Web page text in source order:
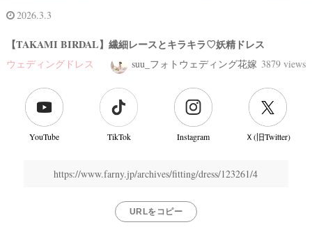
2026.3.3
【TAKAMI BIRDAL】繊細レースとキラキラ♡妖精ドレス
ウェディングドレス suu_フォトウェディング花嫁 3879 views
YouTube TikTok Instagram Ｘ(旧Twitter)
https://www.farny.jp/archives/fitting/dress/123261/4
URLをコピー